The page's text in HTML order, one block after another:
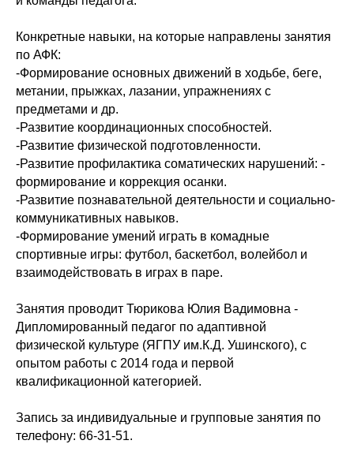
Конкретные навыки, на которые направлены занятия
по АФК:
-Формирование основных движений в ходьбе, беге,
метании, прыжках, лазании, упражнениях с
предметами и др.
-Развитие координационных способностей.
-Развитие физической подготовленности.
-Развитие профилактика соматических нарушений: -
формирование и коррекция осанки.
-Развитие познавательной деятельности и социально-
коммуникативных навыков.
-Формирование умений играть в комадные
спортивные игры: футбол, баскетбол, волейбол и
взаимодействовать в играх в паре.
Занятия проводит Тюрикова Юлия Вадимовна -
Дипломированный педагог по адаптивной
физической культуре (ЯГПУ им.К.Д. Ушинского), с
опытом работы с 2014 года и первой
квалификационной категорией.
Запись за индивидуальные и групповые занятия по
телефону: 66-31-51.